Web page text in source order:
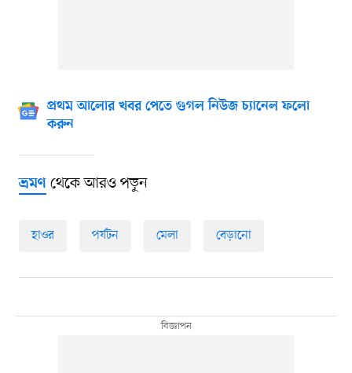
প্রথম আলোর খবর পেতে গুগল নিউজ চ্যানেল ফলো
করুন
ভ্রমণথেকে আরও পড়ুন
হাওর পর্যটন মেলা বেড়ানো